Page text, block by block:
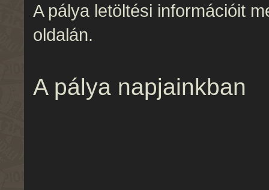
A pálya letöltési információit
oldalán.
A pálya napjainkban